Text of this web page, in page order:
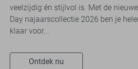
veelzijdig én stijlvol is. Met de
Day najaarscollectie 2026 ben je
klaar voor...
Ontdek nu